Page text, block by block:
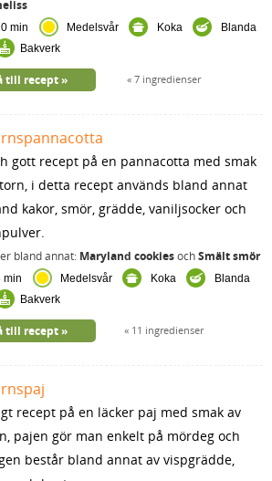
min Medelsvår Koka
Blanda
Bakverk
7 ingredienser
till recept
gott recept på en pannacotta med smak
i detta recept används bland annat
kakor, smör, grädde, vaniljsocker och
bland annat: Maryland cookiesochSmält smör
min Medelsvår Koka
Blanda
Bakverk
11 ingredienser
till recept
recept på en läcker paj med smak av
pajen gör man enkelt på mördeg och
består bland annat av vispgrädde,